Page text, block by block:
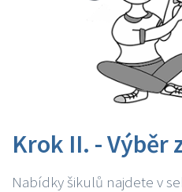
Krok II. - Výběr
Nabídky šikulů najdete v